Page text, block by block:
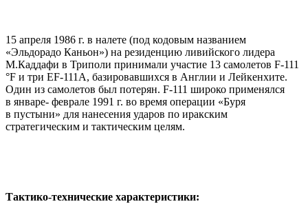
15 апреля 1986 г. в налете (под кодовым названием
«Эльдорадо Каньон») на резиденцию ливийского лидера
М.Каддафи в Триполи принимали участие 13 самолетов F-111
°F и три EF-111А, базировавшихся в Англии и Лейкенхите.
Один из самолетов был потерян. F-111 широко применялся
в январе- феврале 1991 г. во время операции «Буря
в пустыни» для нанесения ударов по иракским
стратегическим и тактическим целям.
Тактико-технические характеристики: